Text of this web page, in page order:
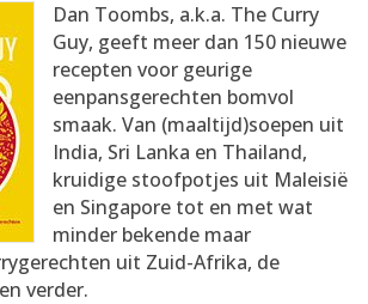
AANMELDEN
RECEPTEN
WEEKMENU'S
KOOKBOEKEN
Dan Toombs, a.k.a. The Curry
Guy, geeft meer dan 150 nieuwe
recepten voor geurige
eenpansgerechten bomvol
smaak. Van (maaltijd)soepen uit
India, Sri Lanka en Thailand,
kruidige stoofpotjes uit Maleisië
en Singapore tot en met wat
minder bekende maar
uit Zuid-Afrika, de
verder.